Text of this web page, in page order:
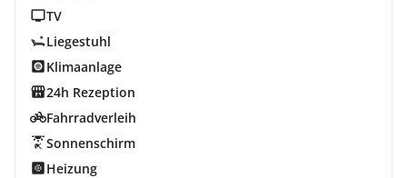
TV
Liegestuhl
Klimaanlage
24h Rezeption
Fahrradverleih
Sonnenschirm
Heizung